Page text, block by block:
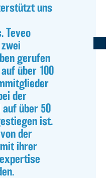
uns
Teveo
gerufen
über 100
der
auf über 50
ist.
der
mit ihrer